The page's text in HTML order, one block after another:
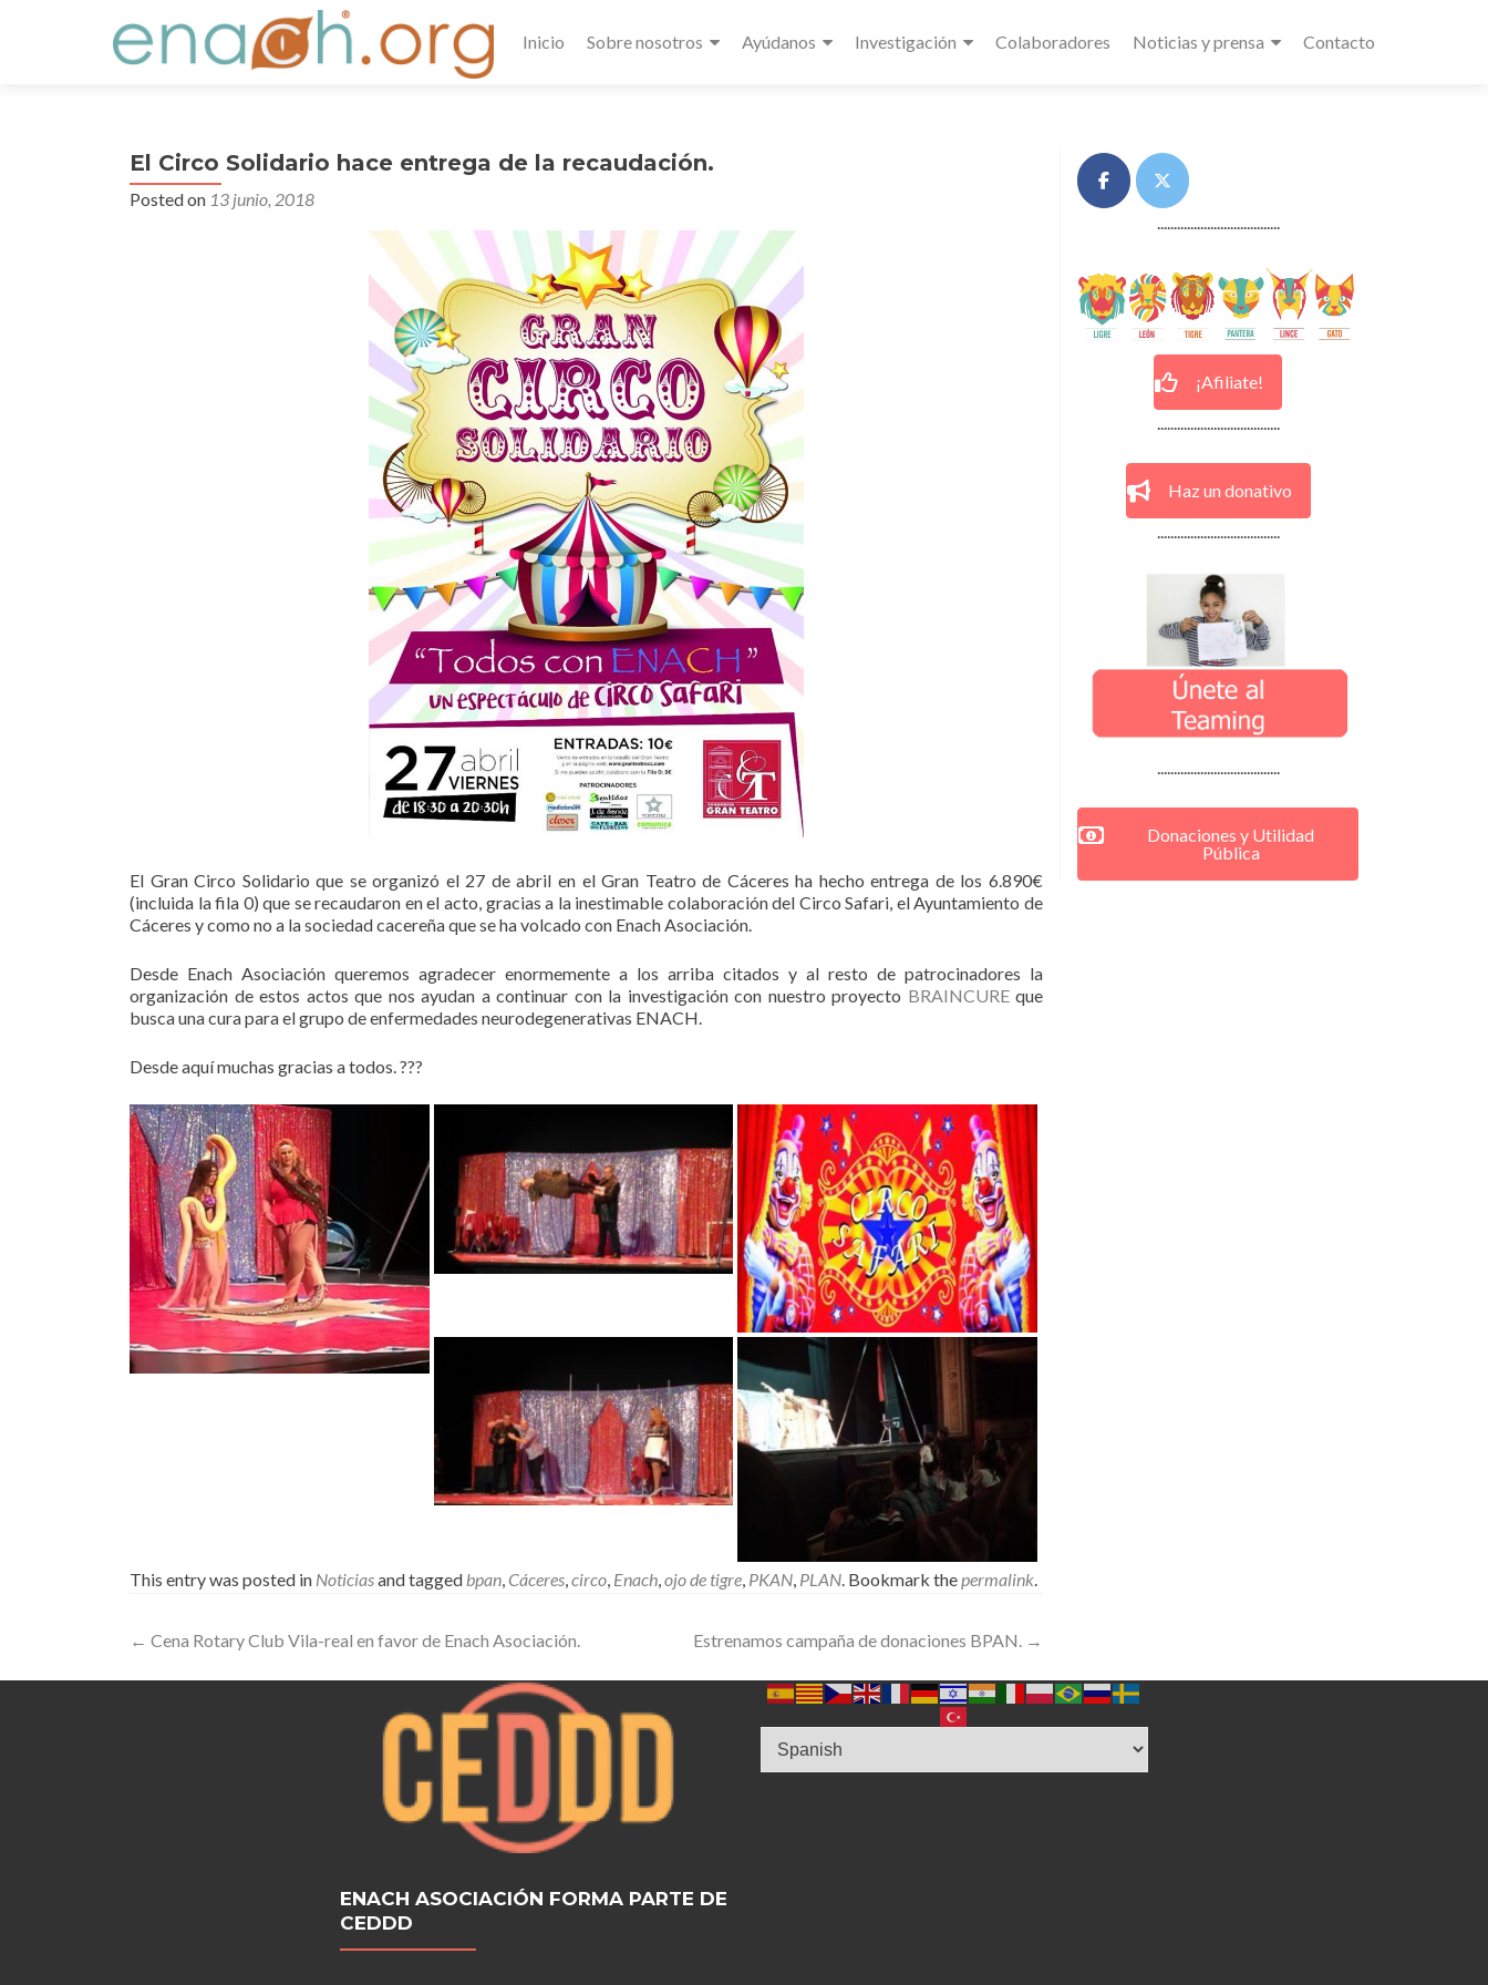
Menu
Inicio Sobre nosotros Ayúdanos Investigación Colaboradores Noticias y prensa Contacto
El Circo Solidario hace entrega de la recaudación.
Posted on 13 junio, 2018
El Gran Circo Solidario que se organizó el 27 de abril en el Gran Teatro de Cáceres ha hecho entrega de los 6.890€
(incluida la fila 0) que se recaudaron en el acto, gracias a la inestimable colaboración del Circo Safari, el Ayuntamiento de
Cáceres y como no a la sociedad cacereña que se ha volcado con Enach Asociación.
Desde Enach Asociación queremos agradecer enormemente a los arriba citados y al resto de patrocinadores la
organización de estos actos que nos ayudan a continuar con la investigación con nuestro proyecto BRAINCUREque
busca una cura para el grupo de enfermedades neurodegenerativas ENACH.
Desde aquí muchas gracias a todos. ???
This entry was posted in Noticiasand tagged bpan, Cáceres,circo, Enach,ojo de tigre, PKAN, PLAN. Bookmark thepermalink.
Post
navigation
← Cena Rotary Club Vila-real en favor de Enach Asociación. Estrenamos campaña de donaciones BPAN. →
.....................................
¡Afiliate!
Haz un donativo
Donaciones y Utilidad
Pública
ENACH ASOCIACIÓN FORMA PARTE DE
CEDDD